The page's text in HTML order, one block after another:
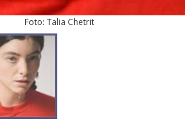
Foto: Talia Chetrit